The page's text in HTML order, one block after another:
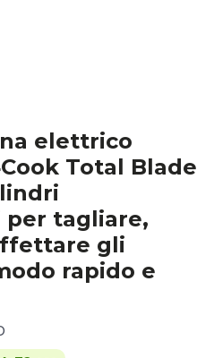
elettrico
Total Blade
tagliare,
gli
rapido e